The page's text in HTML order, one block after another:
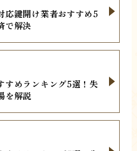
応鍵開け業者おすすめ5
で解決
すめランキング5選！失
を解説